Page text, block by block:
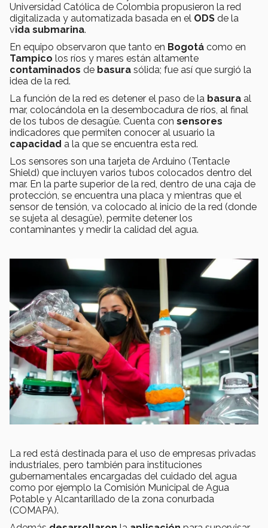
Universidad Católica de Colombia propusieron la red
digitalizada y automatizada basada en el ODS de la
vida submarina.
En equipo observaron que tanto en Bogotá como en
Tampico los ríos y mares están altamente
contaminados de basura sólida; fue así que surgió la
idea de la red.
La función de la red es detener el paso de la basura al
mar, colocándola en la desembocadura de ríos, al final
de los tubos de desagüe. Cuenta con sensores
indicadores que permiten conocer al usuario la
capacidad a la que se encuentra esta red.
Los sensores son una tarjeta de Arduino (Tentacle
Shield) que incluyen varios tubos colocados dentro del
mar. En la parte superior de la red, dentro de una caja de
protección, se encuentra una placa y mientras que el
sensor de tensión, va colocado al inicio de la red (donde
se sujeta al desagüe), permite detener los
contaminantes y medir la calidad del agua.
La red está destinada para el uso de empresas privadas
industriales, pero también para instituciones
gubernamentales encargadas del cuidado del agua
como por ejemplo la Comisión Municipal de Agua
Potable y Alcantarillado de la zona conurbada
(COMAPA).